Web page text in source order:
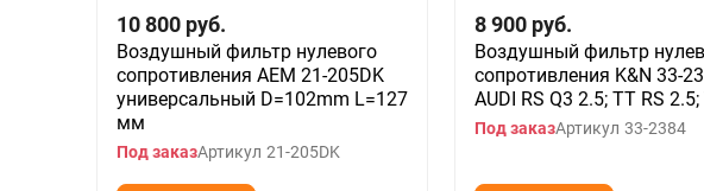
10 800 руб.
Воздушный фильтр нулевого
сопротивления AEM 21-205DK
универсальный D=102mm L=127
мм
Под заказАртикул 21-205DK
8 900 руб.
Воздушный фильтр
сопротивления K&N 33-
AUDI RS Q3 2.5; TT RS
Под заказАртикул 33-2384